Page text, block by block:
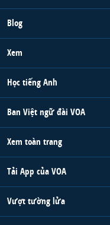
Blog
Xem
Học tiếng Anh
Ban Việt ngữ đài VOA
Xem toàn trang
Tải App của VOA
Vượt tường lửa